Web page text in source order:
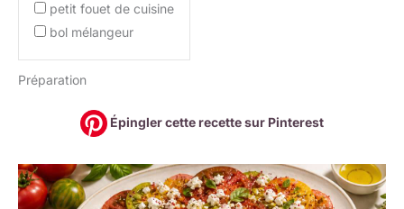
petit fouet de cuisine
bol mélangeur
Préparation
Épingler cette recette sur Pinterest